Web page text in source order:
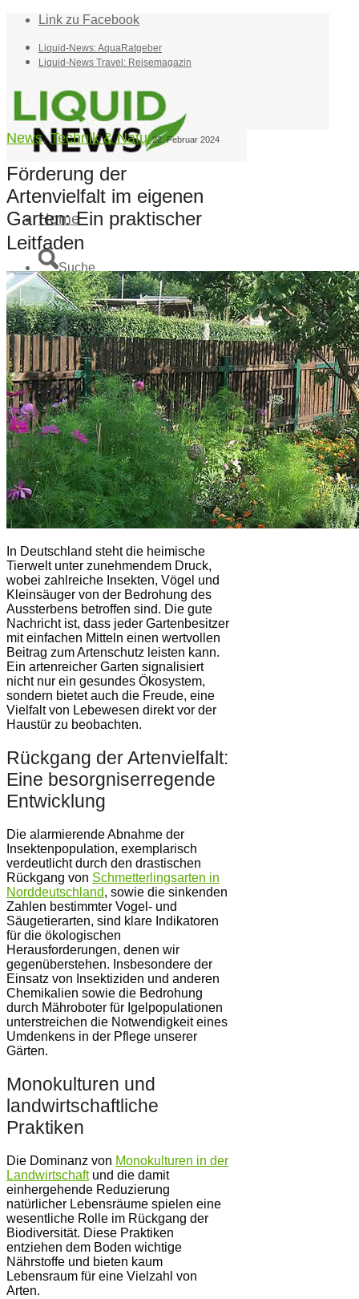
Link zu Facebook
Liquid-News: AquaRatgeber
Liquid-News Travel: Reisemagazin
Home
Suche
Menü Menü
News,Technik & Natur22. Februar 2024
Förderung der
Artenvielfalt im eigenen
Garten: Ein praktischer
Leitfaden
In Deutschland steht die heimische
Tierwelt unter zunehmendem Druck,
wobei zahlreiche Insekten, Vögel und
Kleinsäuger von der Bedrohung des
Aussterbens betroffen sind. Die gute
Nachricht ist, dass jeder Gartenbesitzer
mit einfachen Mitteln einen wertvollen
Beitrag zum Artenschutz leisten kann.
Ein artenreicher Garten signalisiert
nicht nur ein gesundes Ökosystem,
sondern bietet auch die Freude, eine
Vielfalt von Lebewesen direkt vor der
Haustür zu beobachten.
Rückgang der Artenvielfalt:
Eine besorgniserregende
Entwicklung
Die alarmierende Abnahme der
Insektenpopulation, exemplarisch
verdeutlicht durch den drastischen
Rückgang von Schmetterlingsarten in
Norddeutschland, sowie die sinkenden
Zahlen bestimmter Vogel- und
Säugetierarten, sind klare Indikatoren
für die ökologischen
Herausforderungen, denen wir
gegenüberstehen. Insbesondere der
Einsatz von Insektiziden und anderen
Chemikalien sowie die Bedrohung
durch Mähroboter für Igelpopulationen
unterstreichen die Notwendigkeit eines
Umdenkens in der Pflege unserer
Gärten.
Monokulturen und
landwirtschaftliche
Praktiken
Die Dominanz von Monoku lturen in der
Landwirtschaftund die damit
einhergehende Reduzierung
natürlicher Lebensräume spielen eine
wesentliche Rolle im Rückgang der
Biodiversität. Diese Praktiken
entziehen dem Boden wichtige
Nährstoffe und bieten kaum
Lebensraum für eine Vielzahl von
Arten.